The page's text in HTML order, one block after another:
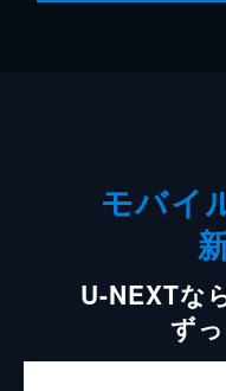
モバイ
U-NEXTな
ず